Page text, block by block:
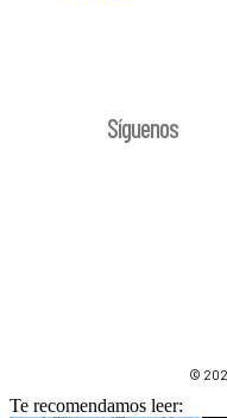
Síguenos
©
Te recomendamos leer: